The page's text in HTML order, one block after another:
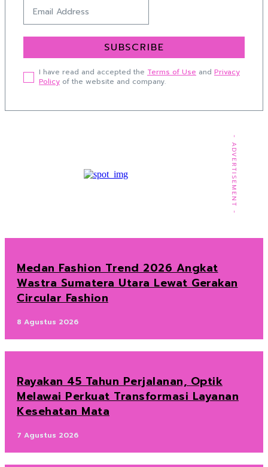
SUBSCRIBE
I have read and accepted the Terms of Use and Privacy
Policy of the website and company.
- ADVERTISEMENT -
Medan Fashion Trend 2026 Angkat
Wastra Sumatera Utara Lewat Gerakan
Circular Fashion
8 Agustus 2026
Rayakan 45 Tahun Perjalanan, Optik
Melawai Perkuat Transformasi Layanan
Kesehatan Mata
7 Agustus 2026